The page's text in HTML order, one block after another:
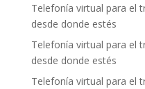
Telefonía virtual para el
desde donde estés
Telefonía virtual para el
desde donde estés
Telefonía virtual para el